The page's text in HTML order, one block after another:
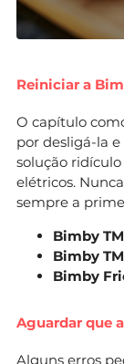
Reiniciar a
O capítulo
por desligá-la
solução
elétricos.
sempre a
Bimby
Bimby
Bimby
Aguardar que
Alguns erros